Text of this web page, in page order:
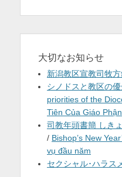
大切なお知らせ
新潟教区宣教司牧
シノドスと教区の
priorities of the
Tiên Của Giáo Phận
司教年頭書簡 しき
/ Bishop’s New
vụ đầu năm
セクシャル･ハラス